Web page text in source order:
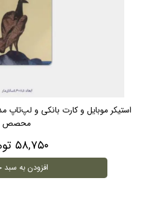
استیکر موبایل و کارت بانکی و لپ‌تاپ
محصص
۵۸,۷۵۰ تومان
افزودن به سبد